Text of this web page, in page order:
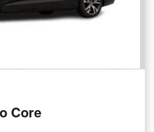
Core